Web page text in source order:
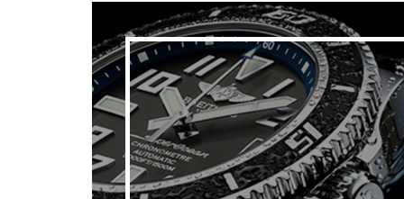
alegi
distributia
produsului
tau?